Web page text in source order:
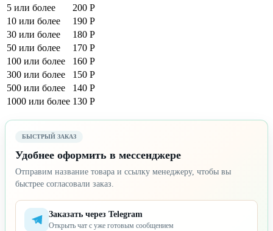
5 или более
200 Р
10 или более
190 Р
30 или более
180 Р
50 или более
170 Р
100 или более
160 Р
300 или более
150 Р
500 или более
140 Р
1000 или более 130 Р
БЫСТРЫЙ ЗАКАЗ
Удобнее оформить в мессенджере
Отправим название товара и ссылку менеджеру, чтобы вы
быстрее согласовали заказ.
Заказать через Telegram
Открыть чат с уже готовым сообщением